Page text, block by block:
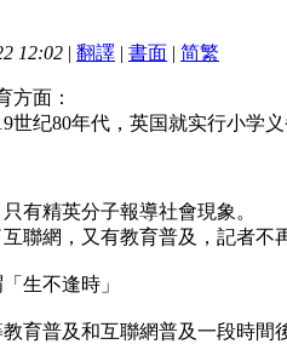
12:02 | 翻譯 | 書面 | 简繁
方面：
纪80年代，英国就实行小学义
有精英分子報導社會現象。
聯網，又有教育普及，記者
生不逢時」
育普及和互聯網普及一段時間